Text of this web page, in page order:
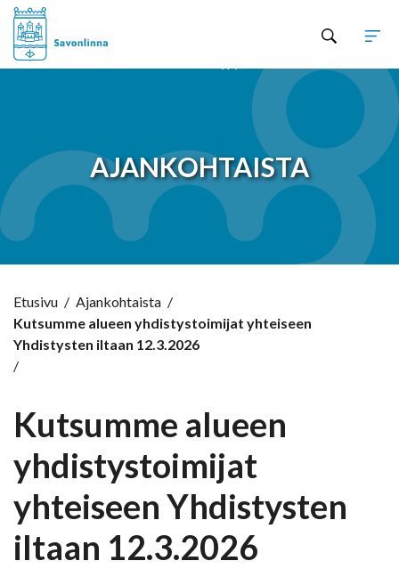
AJANKOHTAISTA
Etusivu / Ajankohtaista /
Kutsumme alueen yhdistystoimijat yhteiseen
Yhdistysten iltaan 12.3.2026
/
Kutsumme alueen
yhdistystoimijat
yhteiseen Yhdistysten
iltaan 12.3.2026